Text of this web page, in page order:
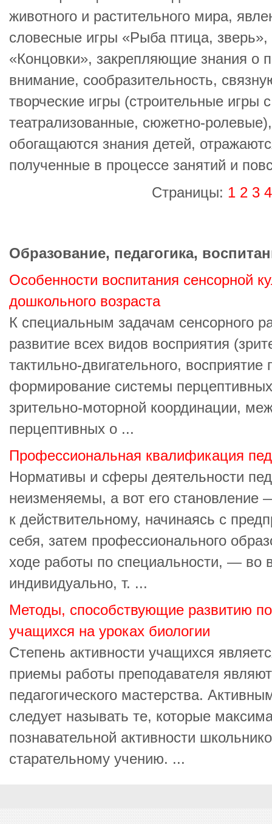
животного и растительного мира,
словесные игры «Рыба птица,
«Концовки», закрепляющие знания о
внимание, сообразительность,
творческие игры (строительные
театрализованные, сюжетно-
обогащаются знания детей,
полученные в процессе занятий и
Страницы: 1 2 3 4
Образование, педагогика,
Особенности воспитания сенсорной
дошкольного возраста
К специальным задачам сенсорного
развитие всех видов восприятия
тактильно-двигательного,
формирование системы
зрительно-моторной координации,
перцептивных о ...
Профессиональная квалификация
Нормативы и сферы деятельности
неизменяемы, а вот его становление
к действительному, начинаясь с
себя, затем профессионального
ходе работы по специальности, — во
индивидуально, т. ...
Методы, способствующие развитию
учащихся на уроках биологии
Степень активности учащихся
приемы работы преподавателя
педагогического мастерства.
следует называть те, которые
познавательной активности
старательному учению. ...